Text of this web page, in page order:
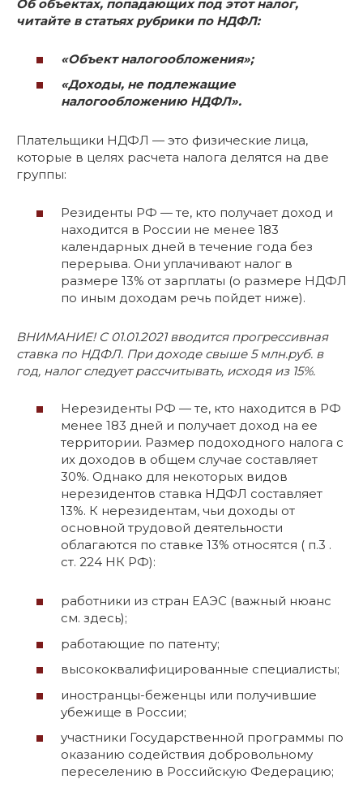
Об объектах, попадающих под этот налог,
читайте в статьях рубрики по НДФЛ:
«Объект налогообложения»;
«Доходы, не подлежащие
налогообложению НДФЛ».
Плательщики НДФЛ — это физические лица,
которые в целях расчета налога делятся на две
группы:
Резиденты РФ — те, кто получает доход и
находится в России не менее 183
календарных дней в течение года без
перерыва. Они уплачивают налог в
размере 13% от зарплаты (о размере НДФЛ
по иным доходам речь пойдет ниже).
ВНИМАНИЕ! С 01.01.2021 вводится прогрессивная
ставка по НДФЛ. При доходе свыше 5 млн.руб. в
год, налог следует рассчитывать, исходя из 15%.
Нерезиденты РФ — те, кто находится в РФ
менее 183 дней и получает доход на ее
территории. Размер подоходного налога с
их доходов в общем случае составляет
30%. Однако для некоторых видов
нерезидентов ставка НДФЛ составляет
13%. К нерезидентам, чьи доходы от
основной трудовой деятельности
облагаются по ставке 13% относятся ( п.3 .
ст. 224 НК РФ):
работники из стран ЕАЭС (важный нюанс
см. здесь);
работающие по патенту;
высококвалифицированные специалисты;
иностранцы-беженцы или получившие
убежище в России;
участники Государственной программы по
оказанию содействия добровольному
переселению в Российскую Федерацию;